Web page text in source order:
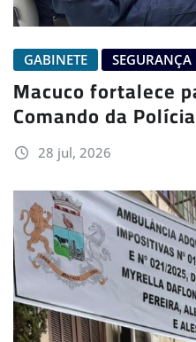
GABINETE
Macuco fortalece
Comando da
28 jul, 2026